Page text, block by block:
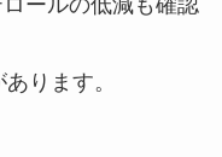
ールの低減も確認
ります。